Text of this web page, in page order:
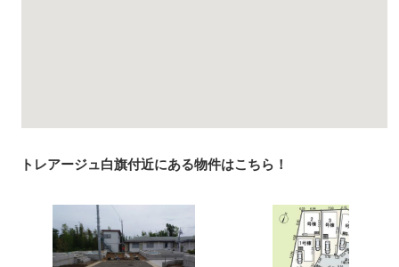
トレアージュ白旗付近にある物件はこちら！